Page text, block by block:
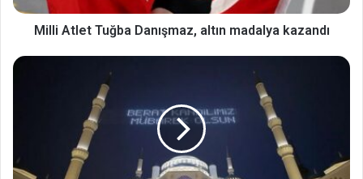
Milli Atlet Tuğba Danışmaz, altın madalya kazandı